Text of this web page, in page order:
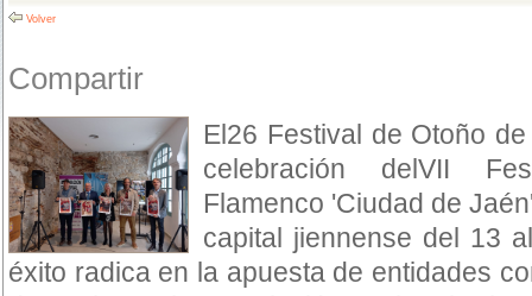
Volver
Compartir
El26 Festival de Otoño
celebración delVII
Flamenco 'Ciudad de
capital jiennense del 13
éxito radica en la apuesta de entidades